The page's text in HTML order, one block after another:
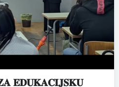
𝐄𝐃𝐔𝐊𝐀𝐂𝐈𝐉𝐒𝐊𝐔